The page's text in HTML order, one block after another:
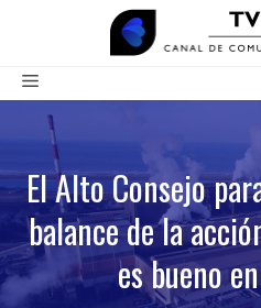
contenido
Menú
El Alto Consejo
balance de la
es bueno